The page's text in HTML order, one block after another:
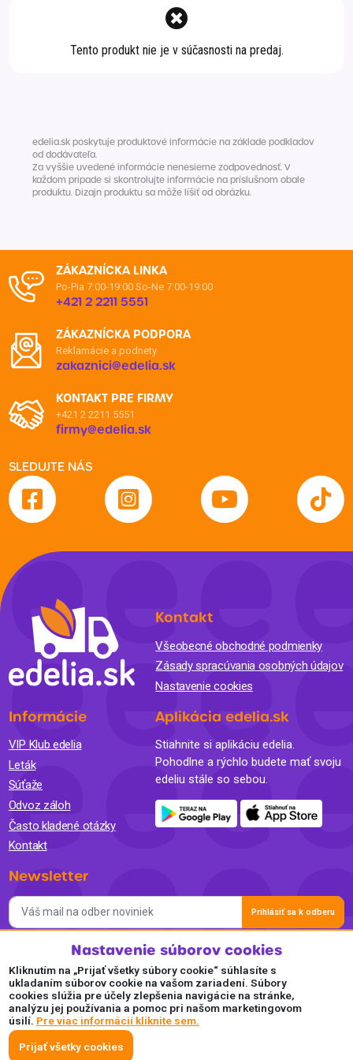
poukazy
výživa
Domáci miláčikovia
Lekáreň
Tento produkt nie je v súčasnosti na predaj.
edelia.sk poskytuje produktové informácie na základe podkladov
od dodávateľa.
Za vyššie uvedené informácie nenesieme zodpovednosť. V
každom prípade si skontrolujte informácie na príslušnom obale
produktu. Dizajn produktu sa môže líšiť od obrázku.
ZÁKAZNÍCKA LINKA
Po-Pia 7:00-19:00 So-Ne 7:00-19:00
+421 2 2211 5551
ZÁKAZNÍCKA PODPORA
Reklamácie a podnety
zakaznici@edelia.sk
KONTAKT PRE FIRMY
+421 2 2211 5551
firmy@edelia.sk
SLEDUJTE NÁS
Kontakt
Všeobecné obchodné podmienky
Zásady spracúvania osobných údajov
Nastavenie cookies
Informácie
VIP Klub edelia
Leták
Súťaže
Odvoz záloh
Často kladené otázky
Kontakt
Aplikácia edelia.sk
Stiahnite si aplikáciu edelia.
Pohodlne a rýchlo budete mať svoju
edeliu stále so sebou.
Newsletter
Prihlásiť sa k odberu
Súhlasím so spracovaním osobných údajov a so zasielaním
newslettra na marketingové účely a oboznámil som sa so
Zásadami ochrany osobných údajov.
Akceptujeme
Plaťte pohodlne a bezpečne online.
Nastavenie súborov cookies
Kliknutím na „Prijať všetky súbory cookie“ súhlasíte s
ukladaním súborov cookie na vašom zariadení. Súbory
cookies slúžia pre účely zlepšenia navigácie na stránke,
analýzu jej používania a pomoc pri našom marketingovom
úsilí. Pre viac informácií kliknite sem.
Prijať všetky cookies